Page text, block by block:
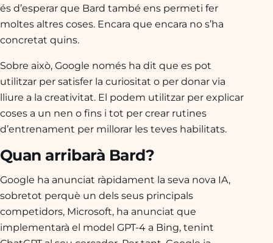
és d’esperar que Bard també ens permeti fer
moltes altres coses. Encara que encara no s’ha
concretat quins.
Sobre això, Google només ha dit que es pot
utilitzar per satisfer la curiositat o per donar via
lliure a la creativitat. El podem utilitzar per explicar
coses a un nen o fins i tot per crear rutines
d’entrenament per millorar les teves habilitats.
Quan arribarà Bard?
Google ha anunciat ràpidament la seva nova IA,
sobretot perquè un dels seus principals
competidors, Microsoft, ha anunciat que
implementarà el model GPT-4 a Bing, tenint